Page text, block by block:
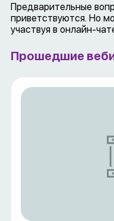
Предварительные
приветствуются. Но
участвуя в онлайн-
Прошедшие